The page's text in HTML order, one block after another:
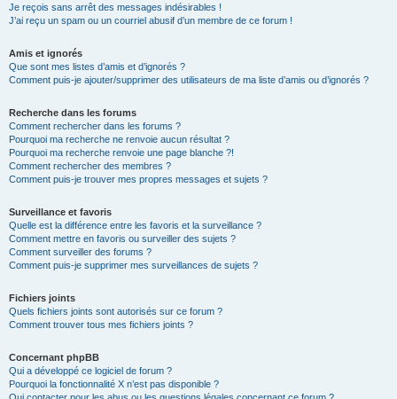
Je reçois sans arrêt des messages indésirables !
J’ai reçu un spam ou un courriel abusif d’un membre de ce forum !
Amis et ignorés
Que sont mes listes d’amis et d’ignorés ?
Comment puis-je ajouter/supprimer des utilisateurs de ma liste d’amis ou d’ignorés ?
Recherche dans les forums
Comment rechercher dans les forums ?
Pourquoi ma recherche ne renvoie aucun résultat ?
Pourquoi ma recherche renvoie une page blanche ?!
Comment rechercher des membres ?
Comment puis-je trouver mes propres messages et sujets ?
Surveillance et favoris
Quelle est la différence entre les favoris et la surveillance ?
Comment mettre en favoris ou surveiller des sujets ?
Comment surveiller des forums ?
Comment puis-je supprimer mes surveillances de sujets ?
Fichiers joints
Quels fichiers joints sont autorisés sur ce forum ?
Comment trouver tous mes fichiers joints ?
Concernant phpBB
Qui a développé ce logiciel de forum ?
Pourquoi la fonctionnalité X n’est pas disponible ?